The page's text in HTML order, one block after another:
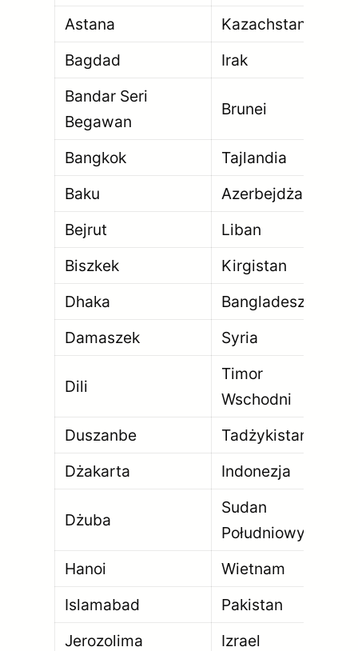
Astana
Kazachstan
Bagdad
Irak
Bandar Seri
Begawan
Brunei
Bangkok Tajlandia
Baku
Azerbejdżan
Bejrut
Liban
Biszkek
Kirgistan
Dhaka
Bangladesz
Damaszek
Syria
Dili
Timor
Wschodni
Duszanbe Tadżykistan
Dżakarta
Indonezja
Dżuba
Sudan
Południowy
Hanoi Wietnam
Islamabad
Pakistan
Jerozolima
Izrael